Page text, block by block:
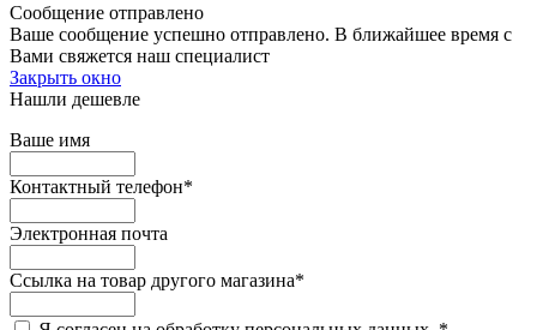
Сообщение отправлено
Ваше сообщение успешно отправлено. В ближайшее время с
Вами свяжется наш специалист
Закрыть окно
Нашли дешевле
Ваше имя
Контактный телефон*
Электронная почта
Ссылка на товар другого магазина*